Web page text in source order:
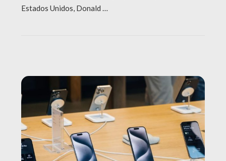
Estados Unidos, Donald …